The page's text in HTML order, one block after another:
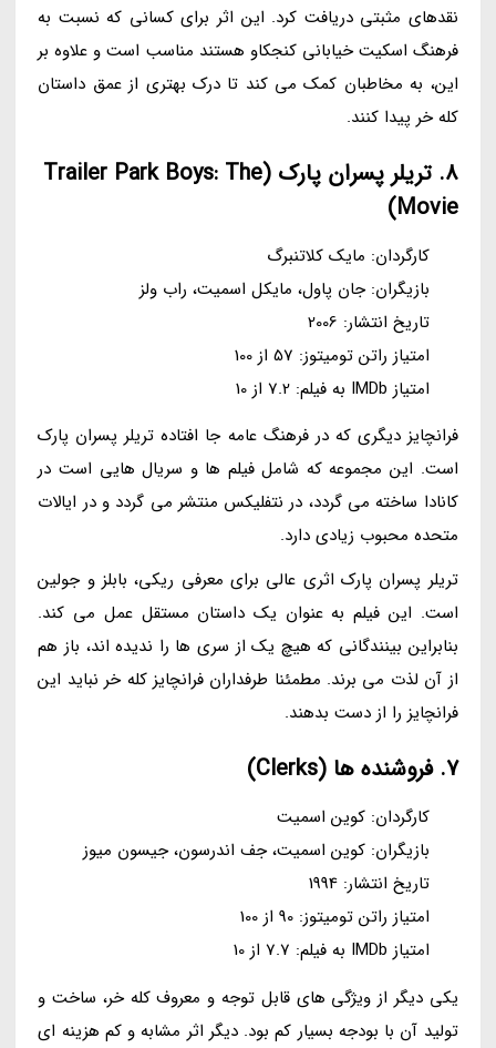
نقدهای مثبتی دریافت کرد. این اثر برای کسانی که نسبت به
فرهنگ اسکیت خیابانی کنجکاو هستند مناسب است و علاوه بر
این، به مخاطبان کمک می کند تا درک بهتری از عمق داستان
کله خر پیدا کنند.
8. تریلر پسران پارک (Trailer Park Boys: The
Movie)
کارگردان: مایک کلاتنبرگ
بازیگران: جان پاول، مایکل اسمیت، راب ولز
تاریخ انتشار: 2006
امتیاز راتن تومیتوز: 57 از 100
امتیاز IMDb به فیلم: 7.2 از 10
فرانچایز دیگری که در فرهنگ عامه جا افتاده تریلر پسران پارک
است. این مجموعه که شامل فیلم ها و سریال هایی است در
کانادا ساخته می گردد، در نتفلیکس منتشر می گردد و در ایالات
متحده محبوب زیادی دارد.
تریلر پسران پارک اثری عالی برای معرفی ریکی، بابلز و جولین
است. این فیلم به عنوان یک داستان مستقل عمل می کند.
بنابراین بینندگانی که هیچ یک از سری ها را ندیده اند، باز هم
از آن لذت می برند. مطمئنا طرفداران فرانچایز کله خر نباید این
فرانچایز را از دست بدهند.
7. فروشنده ها (Clerks)
کارگردان: کوین اسمیت
بازیگران: کوین اسمیت، جف اندرسون، جیسون میوز
تاریخ انتشار: 1994
امتیاز راتن تومیتوز: 90 از 100
امتیاز IMDb به فیلم: 7.7 از 10
یکی دیگر از ویژگی های قابل توجه و معروف کله خر، ساخت و
تولید آن با بودجه بسیار کم بود. دیگر اثر مشابه و کم هزینه ای